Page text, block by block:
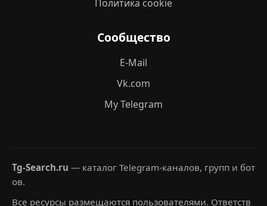
Политика cookie
Сообщество
E-Mail
Vk.com
My Telegram
Tg-Search.ru — каталог Telegram-каналов, групп и бот
ов.
Все ресурсы размещаются пользователями. Ответств